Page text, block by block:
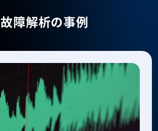
故障解析の事例